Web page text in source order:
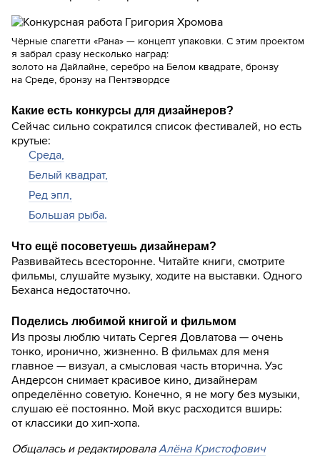
Чёрные спагетти «Рана» — концепт упаковки. С этим проектом
я забрал сразу несколько наград:
золото на Дайлайне, серебро на Белом квадрате, бронзу
на Среде, бронзу на Пентэвордсе
Какие есть конкурсы для дизайнеров?
Сейчас сильно сократился список фестивалей, но есть
крутые:
Среда,
Белый квадрат,
Ред эпл,
Большая рыба.
Что ещё посоветуешь дизайнерам?
Развивайтесь всесторонне. Читайте книги, смотрите
фильмы, слушайте музыку, ходите на выставки. Одного
Беханса недостаточно.
Поделись любимой книгой и фильмом
Из прозы люблю читать Сергея Довлатова — очень
тонко, иронично, жизненно. В фильмах для меня
главное — визуал, а смысловая часть вторична. Уэс
Андерсон снимает красивое кино, дизайнерам
определённо советую. Конечно, я не могу без музыки,
слушаю её постоянно. Мой вкус расходится вширь:
от классики до хип-хопа.
Общалась и редактировалаАлёна Кристофович